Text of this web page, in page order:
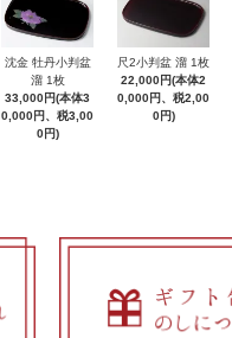
沈金 牡丹小判盆
溜 1枚
33,000円(本体3
0,000円、税3,00
0円)
尺2小判盆 溜 1枚
22,000円(本体2
0,000円、税2,00
0円)